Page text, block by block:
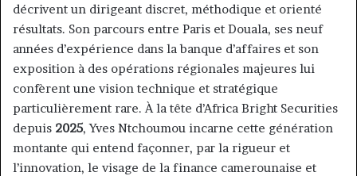
décrivent un dirigeant discret, méthodique et orienté
résultats. Son parcours entre Paris et Douala, ses neuf
années d’expérience dans la banque d’affaires et son
exposition à des opérations régionales majeures lui
confèrent une vision technique et stratégique
particulièrement rare. À la tête d’Africa Bright Securities
depuis 2025, Yves Ntchoumou incarne cette génération
montante qui entend façonner, par la rigueur et
l’innovation, le visage de la finance camerounaise et